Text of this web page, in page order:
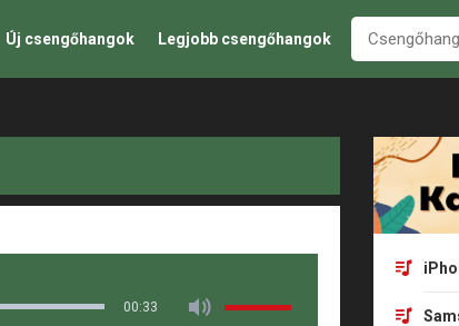
Új csengőhangok Legjobb csengőhangok
00:33